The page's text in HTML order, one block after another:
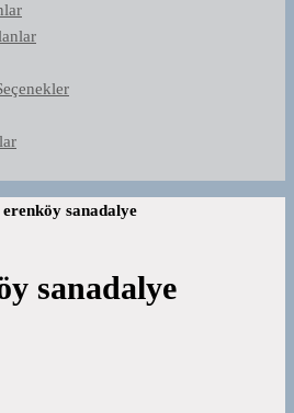
erenköy sanadalye
sanadalye